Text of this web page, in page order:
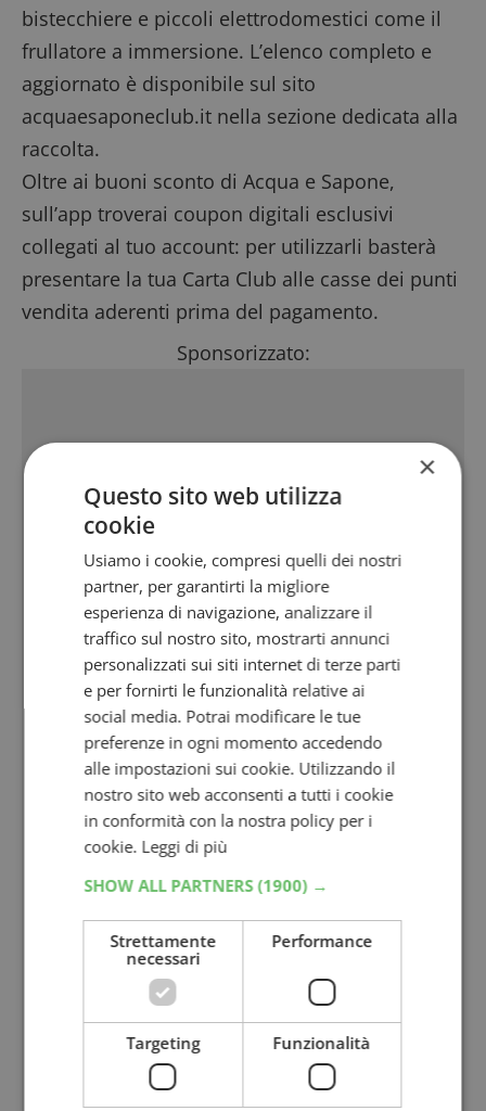
bistecchiere e piccoli elettrodomestici come il
frullatore a immersione. L’elenco completo e
aggiornato è disponibile sul sito
acquaesaponeclub.it nella sezione dedicata alla
raccolta.
Oltre ai buoni sconto di Acqua e Sapone,
sull’app troverai coupon digitali esclusivi
collegati al tuo account: per utilizzarli basterà
presentare la tua Carta Club alle casse dei punti
vendita aderenti prima del pagamento.
Sponsorizzato:
×
Questo sito web utilizza
cookie
Usiamo i cookie, compresi quelli dei nostri
partner, per garantirti la migliore
esperienza di navigazione, analizzare il
traffico sul nostro sito, mostrarti annunci
personalizzati sui siti internet di terze parti
e per fornirti le funzionalità relative ai
social media. Potrai modificare le tue
preferenze in ogni momento accedendo
alle impostazioni sui cookie. Utilizzando il
nostro sito web acconsenti a tutti i cookie
in conformità con la nostra policy per i
cookie. Leggi di più
SHOW ALL PARTNERS(1900) →
Strettamente
necessari
Performance
Targeting Funzionalità